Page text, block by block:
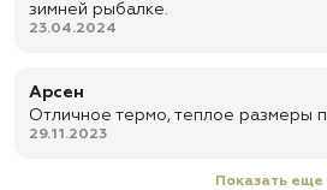
зимней рыбалке.
23.04.2024
Арсен
Отличное термо, теплое размеры
29.11.2023
Показать еще